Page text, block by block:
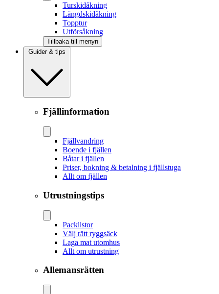
Tur­skidåkning
Längd­skidåkning
Topptur
Utförsåkning
Tillbaka till menyn
Guider & tips
Fjällinformation
Fjällvandring
Boende i fjällen
Båtar i fjällen
Priser, bokning & betalning i fjällstuga
Allt om fjällen
Utrustningstips
Packlistor
Välj rätt ryggsäck
Laga mat utomhus
Allt om utrustning
Allemansrätten